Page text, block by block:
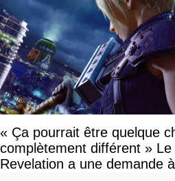
« Ça pourrait être quelque
complètement différent »
Revelation a une demande